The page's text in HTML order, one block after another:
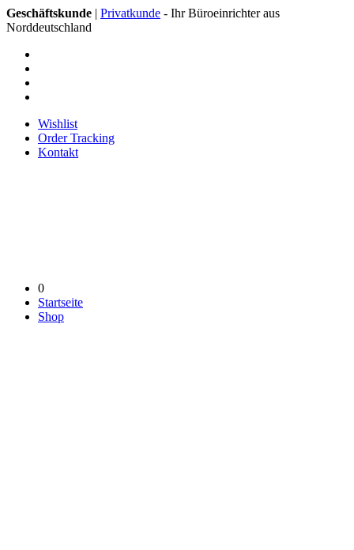
Geschäftskunde | Privatkunde - Ihr Büroeinrichter aus
Norddeutschland
Wishlist
Order Tracking
Kontakt
0
Startseite
Shop